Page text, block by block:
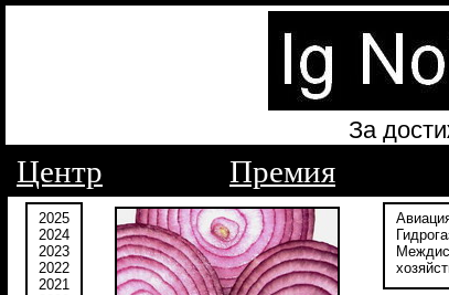
За
Центр Премия
2025
2024
2023
2022
2021